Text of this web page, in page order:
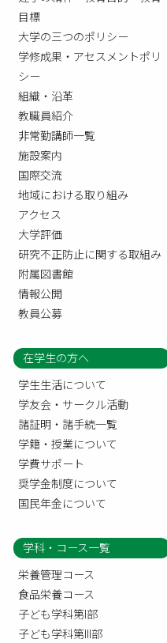
目標
大学の三つのポリシー
学修成果・アセスメントポリ
シー
組織・沿革
教職員紹介
非常勤講師一覧
施設案内
国際交流
地域における取り組み
アクセス
大学評価
研究不正防止に関する取組み
附属図書館
情報公開
教員公募
在学生の方へ
学生生活について
学友会・サークル活動
諸証明・諸手続一覧
学籍・授業について
学費サポート
奨学金制度について
国民年金について
学科・コース一覧
栄養管理コース
食品栄養コース
子ども学科第I部
子ども学科第III部